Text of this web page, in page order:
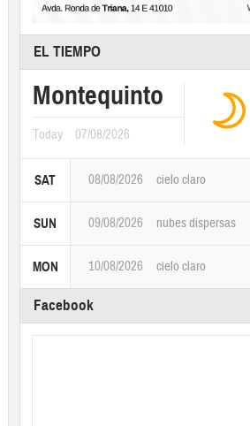
EL TIEMPO
Montequinto
Today 07/08/2026
SAT 08/08/2026 cielo claro
SUN 09/08/2026 nubes dispersas
MON 10/08/2026 cielo claro
Facebook